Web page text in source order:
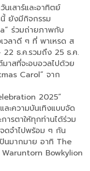
เสาร์และอาทิตย์
ยังมีกิจกรรม
ร่วมถ่ายภาพกับ
เวลาดี ๆ ที่ พาเหรด ส
22 ธ.ค.รวมถึง 25 ธ.ค.
าสที่จะอบอวลไปด้วย
Carol” จาก
2025”
ะความบันเทิงแบบจัด
ารตาให้ทุกท่านได้ร่วม
ดจำไปพร้อม ๆ กัน
นมากมาย อาทิ The
Bowkylion